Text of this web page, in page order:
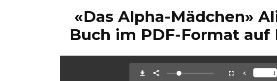
«Das Alpha-Mädchen»
Buch im PDF-Format auf